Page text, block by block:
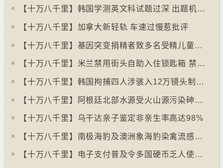
【十万八千里】韩国学测英文科试题过深 出题机构院长引咎辞职
【十万八千里】加拿大新轻轨 车速过慢惹批评
【十万八千里】基因突变捐精者致多名受精儿童患癌
【十万八千里】米兰禁用街头自助入住锁匙箱 禁自助入住民宿
【十万八千里】韩国拘捕四人涉骇入12万镜头制色情内容
【十万八千里】阿根廷北部水源受火山源污染砷含量超标
【十万八千里】乌干达亲子鉴定非亲生率高达98%
【十万八千里】南极海豹及澳洲象海豹染禽流感病毒恐扩散
【十万八千里】电子支付普及令多国硬币乏人使用甚至停产